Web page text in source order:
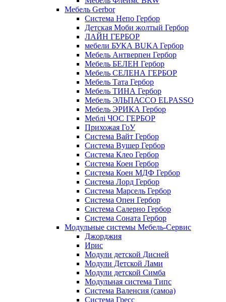
Мебель Gerbor
Cистема Непо Гербор
Детская Моби жолтый Гербор
ЛАЙН ГЕРБОР
мебели БУКА BUKA Гербор
Мебель Антверпен Гербор
Мебель БЕЛЕН Гербор
Мебель СЕЛЕНА ГЕРБОР
Мебель Тата Гербор
Мебель ТИНА Гербор
Мебель ЭЛЬПАССО ELPASSO
Мебель ЭРИКА Гербор
Меблі ЧОС ГЕРБОР
Прихожая ГоУ
Система Вайт Гербор
Система Вушер Гербор
Система Клео Гербор
Система Коен Гербор
Система Коен МДФ Гербор
Система Лорд Гербор
Система Марсель Гербор
Система Опен Гербор
Система Салерно Гербор
Система Соната Гербор
Модульные системы Мебель-Сервис
Джорджия
Ирис
Модули детской Дисней
Модули Детской Лами
Модули детской Симба
Модульная система Типс
Система Валенсия (самоа)
Система Гресс